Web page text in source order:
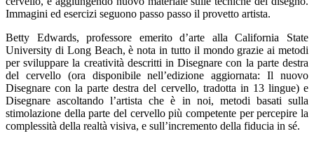
Immagini ed esercizi seguono passo passo il provetto artista.
Betty Edwards, professore emerito d’arte alla California State
University di Long Beach, è nota in tutto il mondo grazie ai metodi
per sviluppare la creatività descritti in Disegnare con la parte destra
del cervello (ora disponibile nell’edizione aggiornata: Il nuovo
Disegnare con la parte destra del cervello, tradotta in 13 lingue) e
Disegnare ascoltando l’artista che è in noi, metodi basati sulla
stimolazione della parte del cervello più competente per percepire la
complessità della realtà visiva, e sull’incremento della fiducia in sé.